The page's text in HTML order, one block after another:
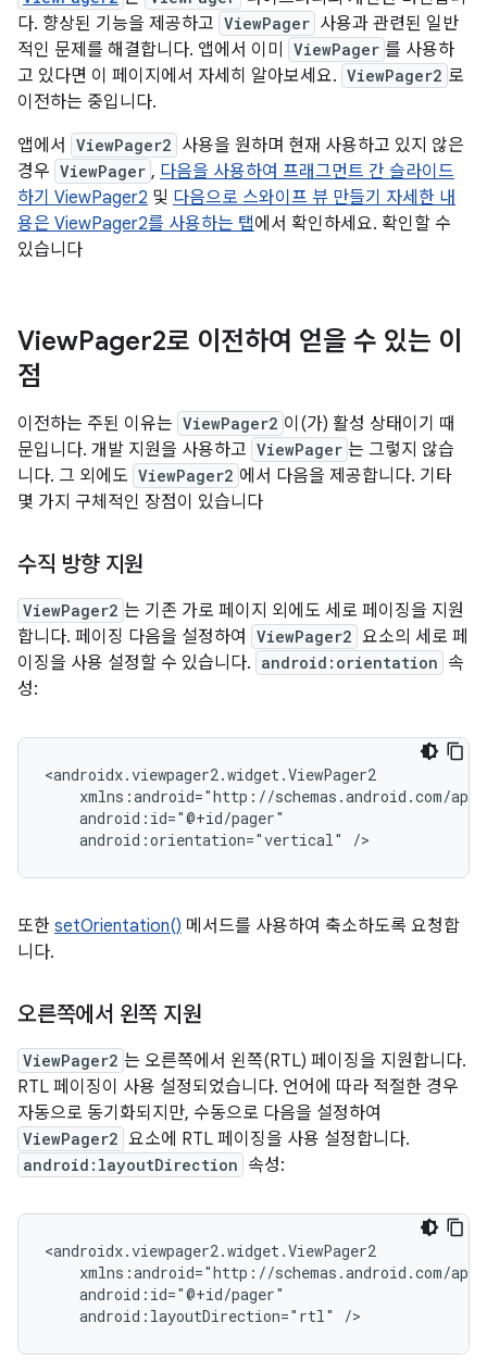
다. 향상된 기능을 제공하고 ViewPager 사용과 관련된 일반
적인 문제를 해결합니다. 앱에서 이미
ViewPager 를 사용하
고 있다면 이 페이지에서 자세히 알아보세요. ViewPager2 로
이전하는 중입니다.
앱에서
ViewPager2 사용을 원하며 현재 사용하고 있지 않은
경우 ViewPager , 다음을 사용하여 프래그먼트 간 슬라이드
하기 ViewPager2 및 다음으로 스와이프 뷰 만들기 자세한 내
용은 ViewPager2를 사용하는 탭에서 확인하세요. 확인할 수
있습니다
ViewPager2로 이전하여 얻을 수 있는 이
점
이전하는 주된 이유는 ViewPager2 이(가) 활성 상태이기 때
문입니다. 개발 지원을 사용하고 ViewPager 는 그렇지 않습
니다. 그 외에도 ViewPager2 에서 다음을 제공합니다. 기타
몇 가지 구체적인 장점이 있습니다
수직 방향 지원
ViewPager2 는 기존 가로 페이지 외에도 세로 페이징을 지원
합니다. 페이징 다음을 설정하여
ViewPager2 요소의 세로 페
이징을 사용 설정할 수 있습니다. android:orientation 속
성:
android:orientation="vertical"
또한 setOrientation() 메서드를 사용하여 축소하도록 요청합
니다.
오른쪽에서 왼쪽 지원
ViewPager2 는 오른쪽에서 왼쪽(RTL) 페이징을 지원합니다.
RTL 페이징이 사용 설정되었습니다. 언어에 따라 적절한 경우
자동으로 동기화되지만, 수동으로 다음을 설정하여
ViewPager2 요소에 RTL 페이징을 사용 설정합니다.
android:layoutDirection 속성:
android:layoutDirection="rtl"